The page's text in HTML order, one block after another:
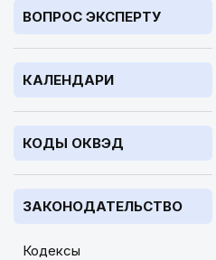
ВОПРОС ЭКСПЕРТУ
КАЛЕНДАРИ
КОДЫ ОКВЭД
ЗАКОНОДАТЕЛЬСТВО
Кодексы